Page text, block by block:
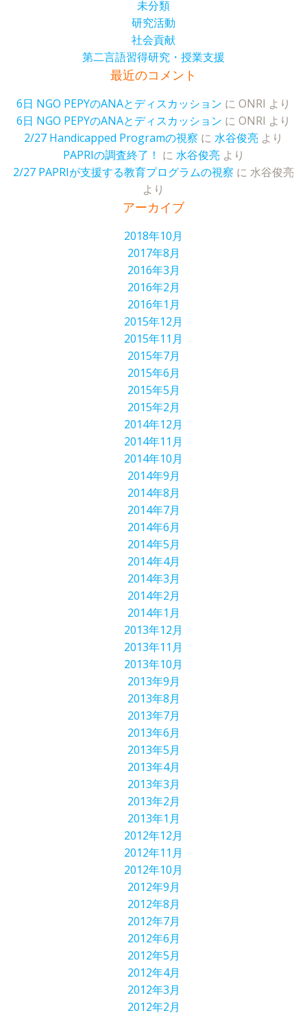
未分類
研究活動
社会貢献
第二言語習得研究・授業支援
最近のコメント
6日 NGO PEPYのANAとディスカッション に ONRI より
6日 NGO PEPYのANAとディスカッション に ONRI より
2/27 Handicapped Programの視察 に 水谷俊亮 より
PAPRIの調査終了！ に 水谷俊亮より
2/27 PAPRIが支援する教育プログラムの視察 に 水谷俊亮
より
アーカイブ
2018年10月
2017年8月
2016年3月
2016年2月
2016年1月
2015年12月
2015年11月
2015年7月
2015年6月
2015年5月
2015年2月
2014年12月
2014年11月
2014年10月
2014年9月
2014年8月
2014年7月
2014年6月
2014年5月
2014年4月
2014年3月
2014年2月
2014年1月
2013年12月
2013年11月
2013年10月
2013年9月
2013年8月
2013年7月
2013年6月
2013年5月
2013年4月
2013年3月
2013年2月
2013年1月
2012年12月
2012年11月
2012年10月
2012年9月
2012年8月
2012年7月
2012年6月
2012年5月
2012年4月
2012年3月
2012年2月